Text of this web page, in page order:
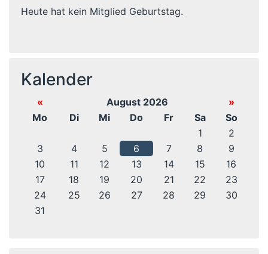
Heute hat kein Mitglied Geburtstag.
Kalender
« August 2026
»
Mo
Di Mi Do Fr Sa
So
1
2
3
4 5 6 7 8
9
10
11 12 13 14 15
16
17
18 19 20 21 22
23
24
25 26 27 28 29
30
31